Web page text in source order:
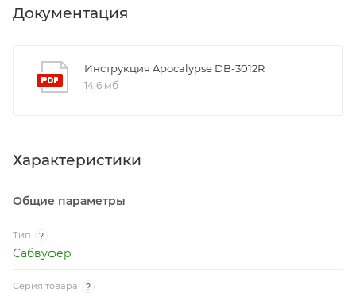
Документация
Инструкция Apocalypse DB-3012R
14,6 мб
Характеристики
Общие параметры
Тип ?
Сабвуфер
Серия товара ?